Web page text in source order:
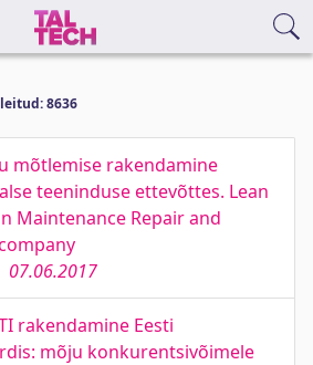
8636
mõtlemise rakendamine
teeninduse ettevõttes. Lean
Maintenance Repair and
07.06.2017
rakendamine Eesti
mõju konkurentsivõimele